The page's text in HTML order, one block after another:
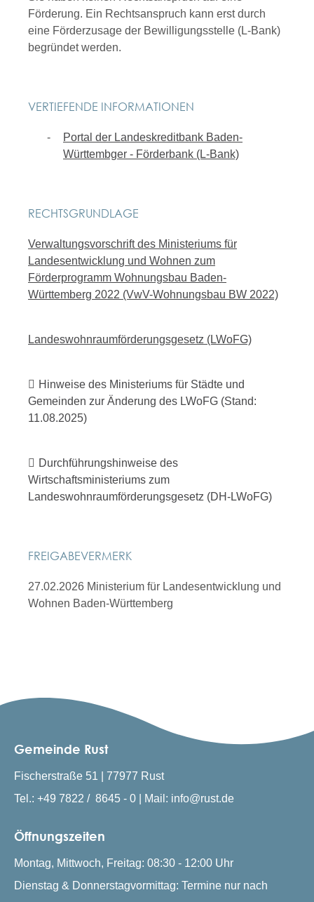
Förderung. Ein Rechtsanspruch kann erst durch
eine Förderzusage der Bewilligungsstelle (L-Bank)
begründet werden.
VERTIEFENDE INFORMATIONEN
Portal der Landeskreditbank Baden-
Württembger - Förderbank (L-Bank)
RECHTSGRUNDLAGE
Verwaltungsvorschrift des Ministeriums für
Landesentwicklung und Wohnen zum
Förderprogramm Wohnungsbau Baden-
Württemberg 2022 (VwV-Wohnungsbau BW 2022)
Landeswohnraumförderungsgesetz (LWoFG)
Hinweise des Ministeriums für Städte und
Gemeinden zur Änderung des LWoFG (Stand:
11.08.2025)
Durchführungshinweise des
Wirtschaftsministeriums zum
Landeswohnraumförderungsgesetz (DH-LWoFG)
FREIGABEVERMERK
27.02.2026 Ministerium für Landesentwicklung und
Wohnen Baden-Württemberg
Gemeinde Rust
Fischerstraße 51 | 77977 Rust
Tel.: +49 7822 / 8645 - 0 | Mail: info@rust.de
Öffnungszeiten
Montag, Mittwoch, Freitag: 08:30 - 12:00 Uhr
Dienstag & Donnerstagvormittag: Termine nur nach